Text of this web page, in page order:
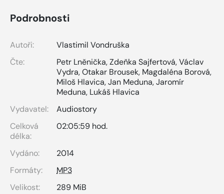
Podrobnosti
Autoři:
Vlastimil Vondruška
Čte:
Petr Lněnička,Zdeňka Sajfertová,Václav
Vydra,Otakar Brousek, Magdaléna Borová,
Miloš Hlavica,Jan Meduna,Jaromír
Meduna, Lukáš Hlavica
Vydavatel:
Audiostory
Celková
délka:
02:05:59 hod.
Vydáno:
2014
Formáty:
MP3
Velikost:
289 MiB